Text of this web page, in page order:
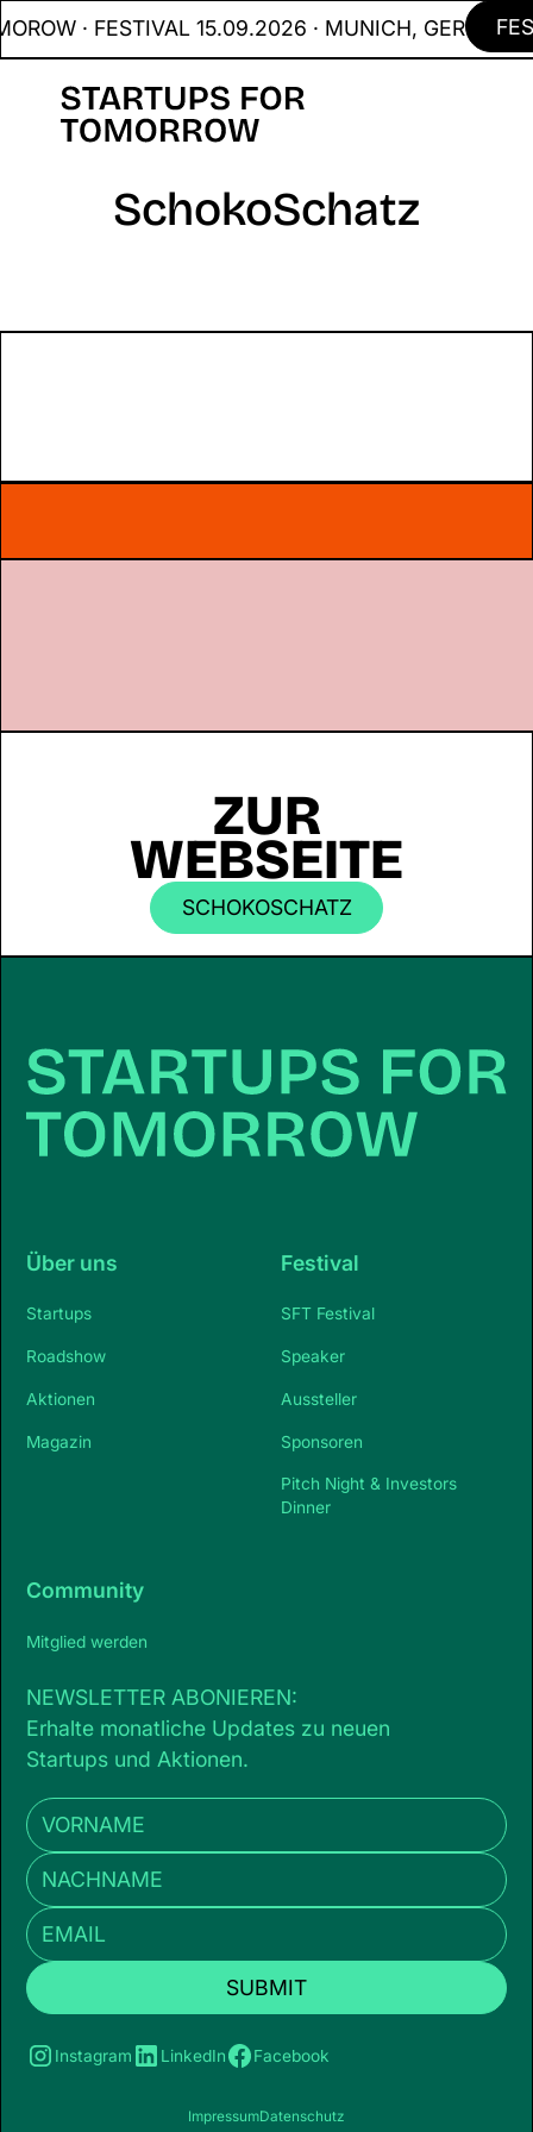
· FESTIVAL 15.09.2026 · MUNICH, GER
SchokoSchatz
ZUR
WEBSEITE
SCHOKOSCHATZ
Über uns
Startups
Roadshow
Aktionen
Magazin
Festival
SFT Festival
Speaker
Aussteller
Sponsoren
Pitch Night & Investors
Dinner
Community
Mitglied werden
NEWSLETTER ABONIEREN:
Erhalte monatliche Updates zu neuen
Startups und Aktionen.
Instagram LinkedIn Facebook
ImpressumDatenschutz